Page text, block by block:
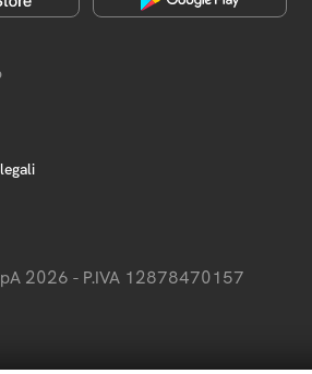
2026 - P.IVA 12878470157